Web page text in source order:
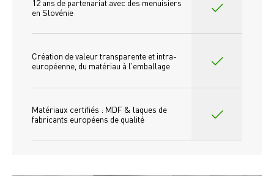
12 ans de partenariat avec des menuisiers
en Slovénie
Création de valeur transparente et intra-
européenne, du matériau à l'emballage
Matériaux certifiés : MDF & laques de
fabricants européens de qualité